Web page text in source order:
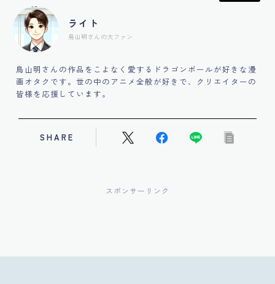
ライト
鳥山明さんの大ファン
鳥山明さんの作品をこよなく愛するドラゴンボールが好きな漫
画オタクです。世の中のアニメ全般が好きで、クリエイターの
皆様を応援しています。
SHARE
スポンサーリンク